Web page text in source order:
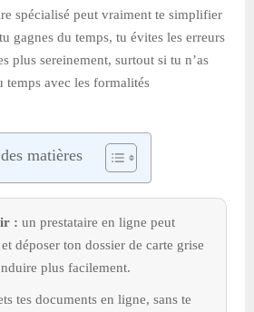
spécialisé peut vraiment te simplifier
gagnes du temps, tu évites les erreurs
plus sereinement, surtout si tu n’as
temps avec les formalités
matières
: un prestataire en ligne peut
déposer ton dossier de carte grise
plus facilement.
tes documents en ligne, sans te